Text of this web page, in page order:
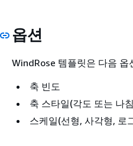
옵션
WindRose 템플릿은 다음 옵
축 빈도
축 스타일(각도 또는 나
스케일(선형, 사각형, 로